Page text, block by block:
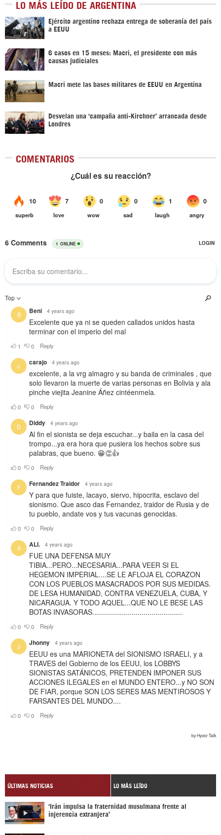
LO MÁS LEÍDO DE ARGENTINA
Ejército argentino rechaza entrega de soberanía del país
a EEUU
6 casos en 15 meses: Macri, el presidente con más
causas judiciales
Macri mete las bases militares de EEUU en Argentina
Desvelan una ‘campaña anti-Kirchner’ arrancada desde
Londres
COMENTARIOS
ÚLTIMAS NOTICIAS LO MÁS LEÍDO
‘Irán impulsa la fraternidad musulmana frente al
injerencia extranjera’